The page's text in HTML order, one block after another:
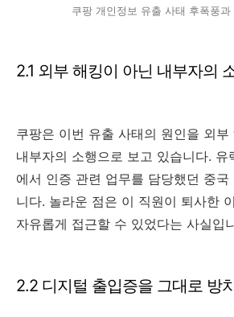
쿠팡 개인정보 유출 사태 후폭풍과
2.1 외부 해킹이 아닌 내부자의
쿠팡은 이번 유출 사태의 원인을 외부
내부자의 소행으로 보고 있습니다. 유
에서 인증 관련 업무를 담당했던 중국
니다. 놀라운 점은 이 직원이 퇴사한
자유롭게 접근할 수 있었다는 사실입
2.2 디지털 출입증을 그대로 방